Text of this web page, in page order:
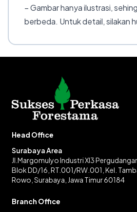
– Gambar hanya ilustrasi,
berbeda. Untuk detail, silakan
Head Office
Surabaya Area
Jl.Margomulyo Industri XI3
Blok DD/16, RT.001/RW.001, Kel.
Rowo, Surabaya, Jawa Timur 60184
Branch Office